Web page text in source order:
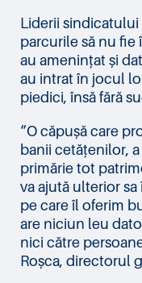
Liderii
parcurile să nu
au amenințat și
au intrat în jocul
piedici, însă fără
“O căpușă care
banii cetățenilor,
primărie tot
va ajută ulterior
pe care îl oferim
are niciun leu
nici către
Roșca, directorul